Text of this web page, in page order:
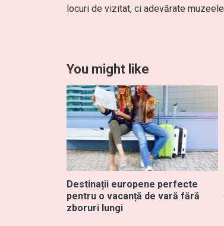
locuri de vizitat, ci adevărate
You might like
Destinații europene perfecte
pentru o vacanță de vară fără
zboruri lungi